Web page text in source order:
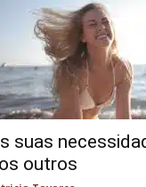
suas
outros